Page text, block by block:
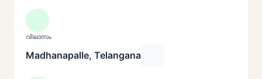
വിലാസം
Madhanapalle, Telangana